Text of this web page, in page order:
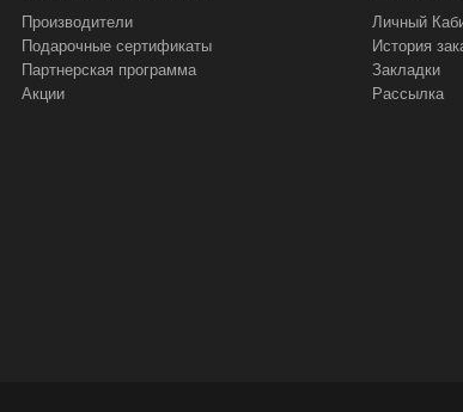
Производители
Подарочные сертификаты
Партнерская программа
Акции
Личный
История
Закладки
Рассылка